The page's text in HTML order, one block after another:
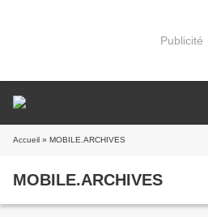
Publicité
Accueil » MOBILE.ARCHIVES
MOBILE.ARCHIVES